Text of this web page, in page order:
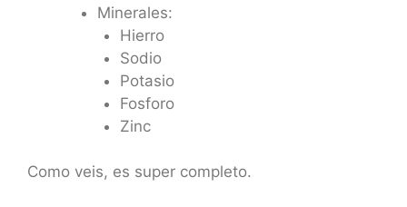
Minerales:
Hierro
Sodio
Potasio
Fosforo
Zinc
Como veis, es super completo.